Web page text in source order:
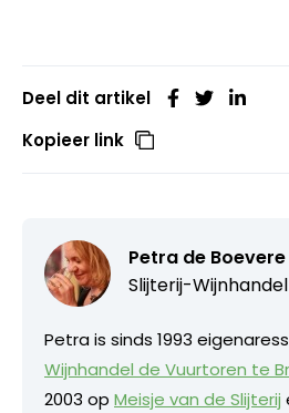
Deel dit artikel
Kopieer link
Petra de Boevere
Slijterij-
Petra is sinds 1993
Wijnhandel de Vuurtoren te
2003 op Meisje van de Slijterij